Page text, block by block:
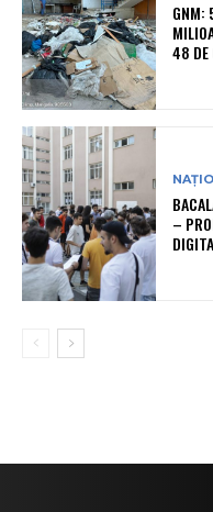
GNM:
48 DE
–